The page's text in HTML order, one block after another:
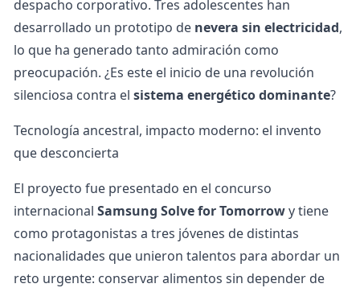
despacho corporativo. Tres adolescentes han
desarrollado un prototipo de nevera sin electricidad,
lo que ha generado tanto admiración como
preocupación. ¿Es este el inicio de una revolución
silenciosa contra el sistema energético dominante?
Tecnología ancestral, impacto moderno: el invento
que desconcierta
El proyecto fue presentado en el concurso
internacional Samsung Solve for Tomorrowy tiene
como protagonistas a tres jóvenes de distintas
nacionalidades que unieron talentos para abordar un
reto urgente: conservar alimentos sin depender de